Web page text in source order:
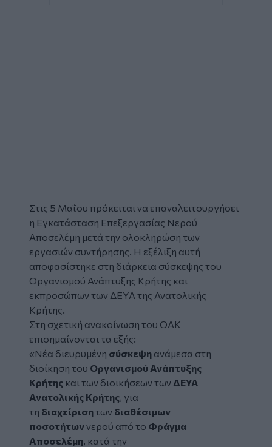
Στις 5 Μαΐου πρόκειται να επαναλειτουργήσει
η Εγκατάσταση Επεξεργασίας Νερού
Αποσελέμη μετά την ολοκληρώση των
εργασιών συντήρησης. Η εξέλιξη αυτή
αποφασίστηκε στη διάρκεια σύσκεψης του
Οργανισμού Ανάπτυξης Κρήτης και
εκπροσώπων των ΔΕΥΑ της Ανατολικής
Κρήτης.
Στη σχετική ανακοίνωση του ΟΑΚ
επισημαίνονται τα εξής:
«Νέα διευρυμένη σύσκεψη ανάμεσα στη
διοίκηση του Οργανισμού Ανάπτυξης
Κρήτης και των διοικήσεων των ΔΕΥΑ
Ανατολικής Κρήτης, για
τη διαχείρισητων διαθέσιμων
ποσοτήτωννερού από το Φράγμα
Αποσελέμη, κατά την